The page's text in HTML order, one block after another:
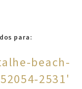
para:
beach-
2531'